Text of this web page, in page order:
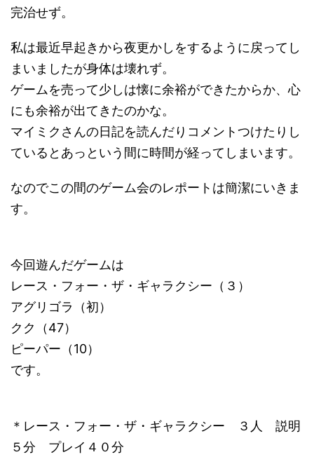
完治せず。
私は最近早起きから夜更かしをするように戻ってし
まいましたが身体は壊れず。
ゲームを売って少しは懐に余裕ができたからか、心
にも余裕が出てきたのかな。
マイミクさんの日記を読んだりコメントつけたりし
ているとあっという間に時間が経ってしまいます。
なのでこの間のゲーム会のレポートは簡潔にいきま
す。
今回遊んだゲームは
レース・フォー・ザ・ギャラクシー（３）
アグリゴラ（初）
クク（47）
ピーパー（10）
です。
＊レース・フォー・ザ・ギャラクシー ３人 説明
５分 プレイ４０分